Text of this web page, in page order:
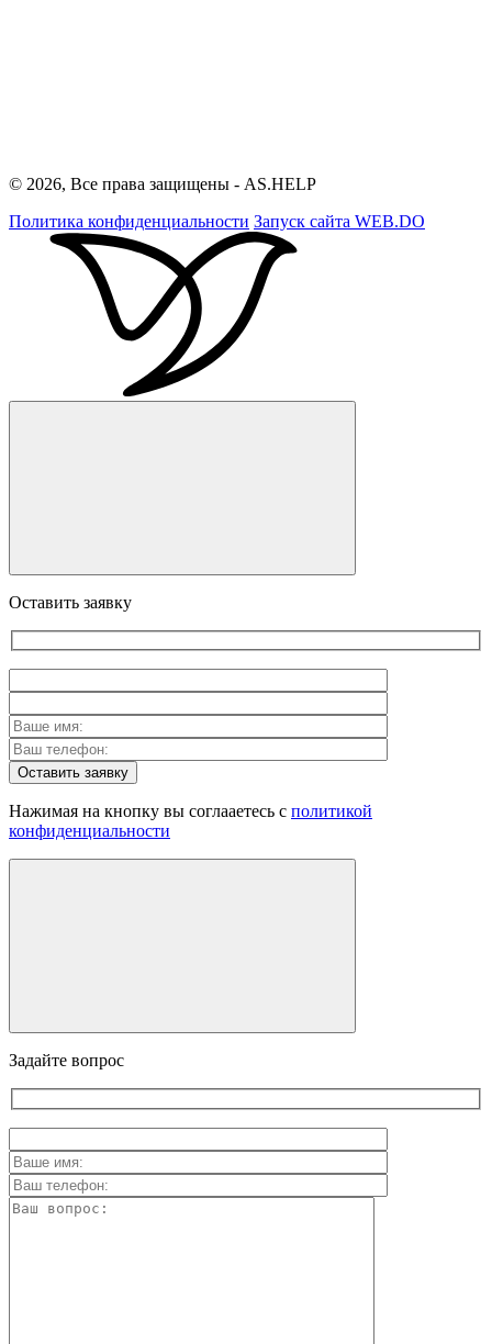
© 2026, Все права защищены - AS.HELP
Политика конфиденциальности Запуск сайта WEB.DO
Оставить заявку
Оставить заявку
Нажимая на кнопку вы соглааетесь с политикой
конфиденциальности
Задайте вопрос